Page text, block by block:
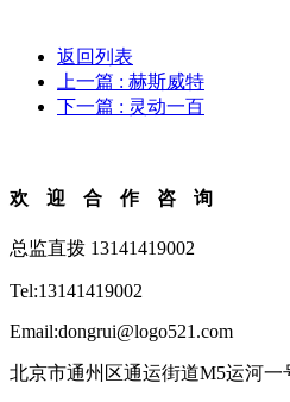
返回列表
上一篇 : 赫斯威特
下一篇 : 灵动一百
欢迎合作咨询
总监直拨 13141419002
Tel:13141419002
Email:dongrui@logo521.com
北京市通州区通运街道M5运河一